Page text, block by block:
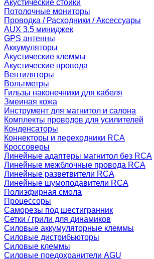
Акустические стойки
Потолочные мониторы
Проводка / Расходники / Аксессуары
AUX 3.5 миниджек
GPS антенны
Аккумуляторы
Акустические клеммы
Акустические провода
Вентиляторы
Вольтметры
Гильзы наконечники для кабеля
Змеиная кожа
Инструмент для магнитол и салона
Комплекты проводов для усилителей
Конденсаторы
Коннекторы и переходники RCA
Кроссоверы
Линейные адаптеры магнитол без RCA
Линейные межблочные провода RCA
Линейные разветвители RCA
Линейные шумоподавители RCA
Полиэфирная смола
Процессоры
Саморезы под шестигранник
Сетки / грили для динамиков
Силовые аккумуляторные клеммы
Силовые дистрибьюторы
Силовые клеммы
Силовые предохранители AGU